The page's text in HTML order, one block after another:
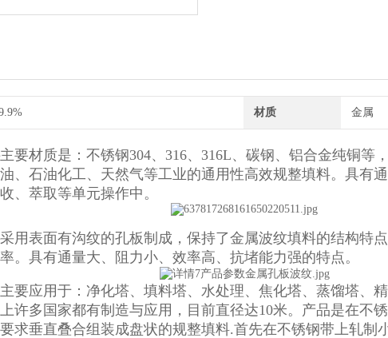
材质 金属
主要材质是：不锈钢304、316、316L、碳钢、铝合金纯铜等
、石油化工、天然气等工业的通用性高效规整填料。具有
、萃取等单元操作中。
采用表面有沟纹的孔板制成，保持了金属波纹填料的结构特
。具有通量大、阻力小、效率高、抗堵能力强的特点。
要应用于：净化塔、填料塔、水处理、焦化塔、蒸馏塔、
许多国家都有制造与应用，目前直径达10米。产品是在不
求垂直叠合组装成盘状的规整填料.首先在不锈钢带上轧制